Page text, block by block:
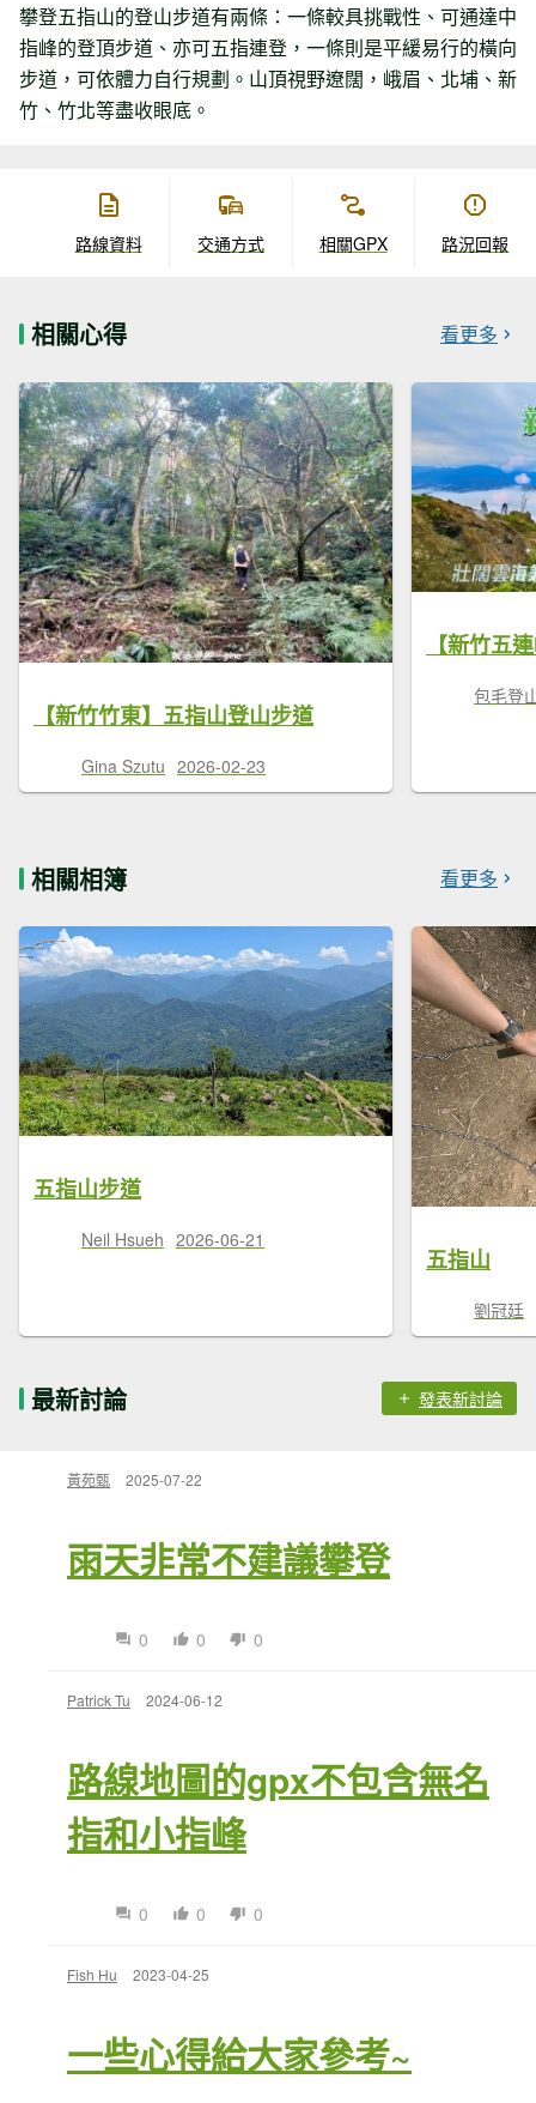
攀登五指山的登山步道有兩條：一條較具挑戰性、可通達中
指峰的登頂步道、亦可五指連登，一條則是平緩易行的橫向
步道，可依體力自行規劃。山頂視野遼闊，峨眉、北埔、新
竹、竹北等盡收眼底。
路線資料 交通方式 相關GPX 路況回報
相關心得 看更多
【新竹竹東】五指山登山步道
Gina Szutu 2026-02-23
包毛登
相關相簿 看更多
五指山步道
Neil Hsueh 2026-06-21
五指山
劉冠廷
最新討論 發表新討論
黃苑甄 2025-07-22
雨天非常不建議攀登
0 0 0
Patrick Tu 2024-06-12
路線地圖的gpx不包含無名
指和小指峰
0 0 0
Fish Hu 2023-04-25
一些心得給大家參考~